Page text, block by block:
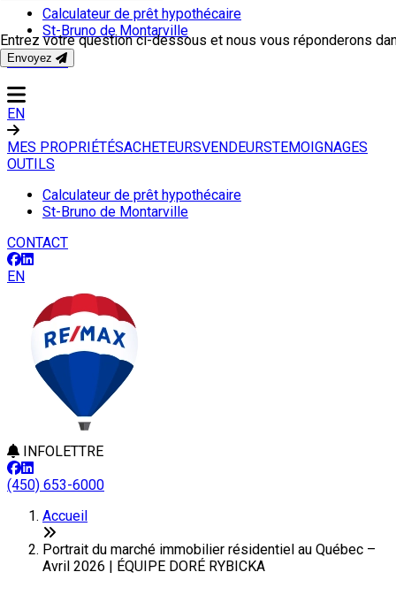
Calculateur de prêt hypothécaire
St-Bruno de Montarville
CONTACT
EN
MES PROPRIÉTÉSACHETEURSVENDEURSTEMOIGNAGES
OUTILS
Calculateur de prêt hypothécaire
St-Bruno de Montarville
CONTACT
EN
INFOLETTRE
(450) 653-6000
Accueil
Portrait du marché immobilier résidentiel au Québec –
Avril 2026 | ÉQUIPE DORÉ RYBICKA
Entrez votre question ci-dessous et nous vous réponderons
Envoyez